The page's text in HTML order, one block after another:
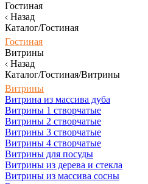
Гостиная
Назад
Каталог/Гостиная
Гостиная
Витрины
Назад
Каталог/Гостиная/Витрины
Витрины
Витрина из массива дуба
Витрины 1 створчатые
Витрины 2 створчатые
Витрины 3 створчатые
Витрины 4 створчатые
Витрины для посуды
Витрины из дерева и стекла
Витрины из массива сосны